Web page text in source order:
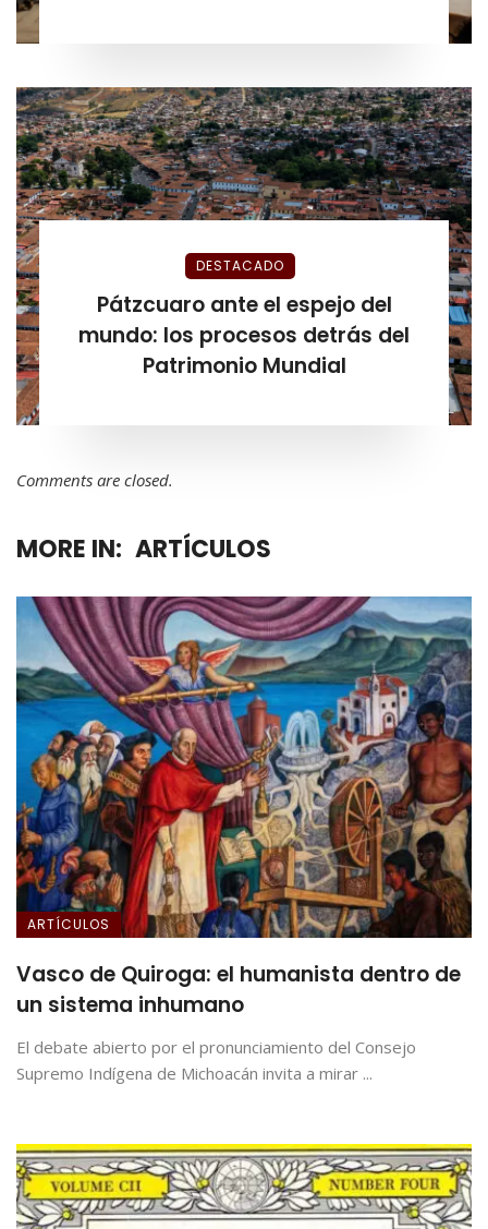
DESTACADO
Pátzcuaro ante el espejo del
mundo: los procesos detrás del
Patrimonio Mundial
Comments are closed.
MORE IN: ARTÍCULOS
ARTÍCULOS
Vasco de Quiroga: el humanista dentro de
un sistema inhumano
El debate abierto por el pronunciamiento del Consejo
Supremo Indígena de Michoacán invita a mirar ...